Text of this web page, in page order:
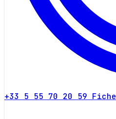
+33 5 55 70 20 59 Fiche